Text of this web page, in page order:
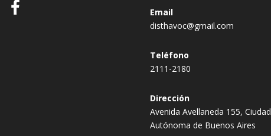
Email
disthavoc@gmail.com
Teléfono
2111-2180
Dirección
Avenida Avellaneda 155, Ciudad
Autónoma de Buenos Aires